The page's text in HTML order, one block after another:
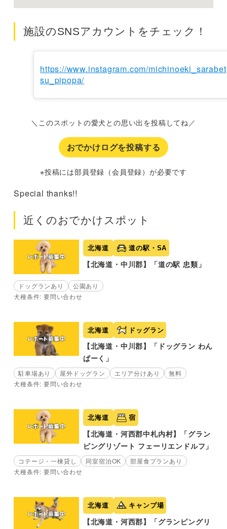
施設のSNSアカウントをチェック！
https://www.instagram.com/michinoeki_sarabet
su_pipopa/
＼このスポットの愛犬との思い出を投稿してね／
おでかけログを投稿する
※投稿には部員登録（会員登録）が必要です
Special thanks!!
近くのおでかけスポット
北海道 道の駅・SA
【北海道・中川郡】「道の駅 忠類」
ドッグランあり
公園あり
犬種条件: 要問い合わせ
北海道 ドッグラン
【北海道・中川郡】「ドッグラン わん
ぱーく」
駐車場あり 屋外ドッグラン エリア分けあり
無料
犬種条件: 要問い合わせ
北海道 宿
【北海道・河西郡中札内村】「グラン
ピングリゾート フェーリエンドルフ」
コテージ・一棟貸し 同室宿泊OK
部屋食プランあり
犬種条件: 要問い合わせ
北海道 キャンプ場
【北海道・河西郡】「グランピングリ